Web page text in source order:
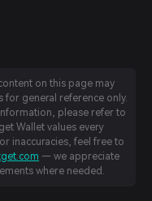
on this page may
for general reference only.
please refer to
Wallet values every
inaccuracies, feel free to
— we appreciate
where needed.